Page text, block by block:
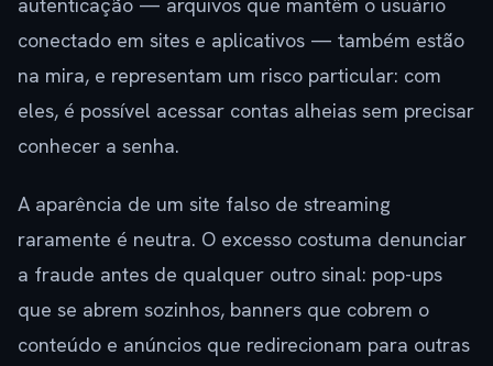
conectado em sites e aplicativos — também estão
na mira, e representam um risco particular: com
eles, é possível acessar contas alheias sem precisar
conhecer a senha.
A aparência de um site falso de streaming
raramente é neutra. O excesso costuma denunciar
a fraude antes de qualquer outro sinal: pop-ups
que se abrem sozinhos, banners que cobrem o
conteúdo e anúncios que redirecionam para outras